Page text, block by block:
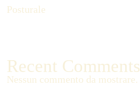
Posturale
Recent Comments
Nessun commento da mostrare.